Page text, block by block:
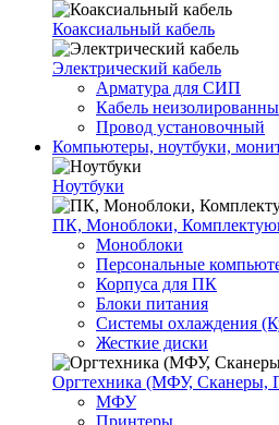
Коаксиальный кабель
Электрический кабель
Арматура для СИП
Кабель
Провод установочный
Компьютеры, ноутбуки,
Ноутбуки
ПК, Моноблоки,
Моноблоки
Персональные
Корпуса для ПК
Блоки питания
Системы охлаждения
Жесткие диски
Оргтехника (МФУ, Сканеры,
МФУ
Принтеры